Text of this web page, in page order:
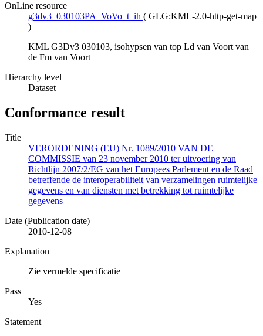
OnLine resource
g3dv3_030103PA_VoVo_t_ih ( GLG:KML-2.0-http-get-map
)
KML G3Dv3 030103, isohypsen van top Ld van Voort van
de Fm van Voort
Hierarchy level
Dataset
Conformance result
Title
VERORDENING (EU) Nr. 1089/2010 VAN DE
COMMISSIE van 23 november 2010 ter uitvoering van
Richtlijn 2007/2/EG van het Europees Parlement en de Raad
betreffende de interoperabiliteit van verzamelingen ruimtelijke
gegevens en van diensten met betrekking tot ruimtelijke
gegevens
Date (Publication date)
2010-12-08
Explanation
Zie vermelde specificatie
Pass
Yes
Statement